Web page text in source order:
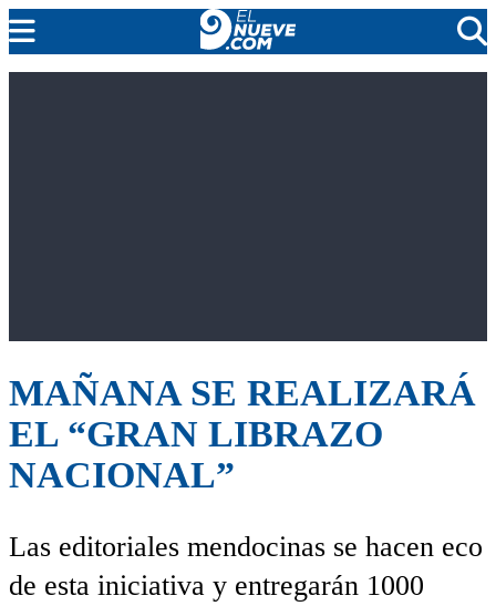
MAÑANA SE REALIZARÁ
EL “GRAN LIBRAZO
NACIONAL”
Las editoriales mendocinas se hacen eco
de esta iniciativa y entregarán 1000